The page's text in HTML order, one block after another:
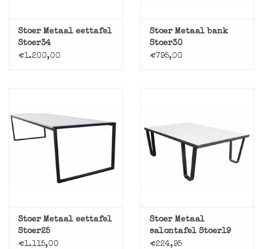
Stoer Metaal eettafel
Stoer34
€1.200,00
Stoer Metaal bank
Stoer30
€795,00
Stoer Metaal eettafel
Stoer25
€1.115,00
Stoer Metaal
salontafel Stoer19
€224,95